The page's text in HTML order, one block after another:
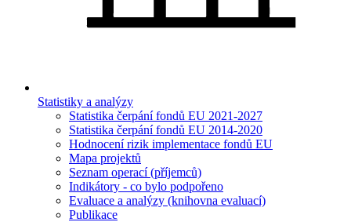
Statistiky a analýzy
Statistika čerpání fondů EU 2021-2027
Statistika čerpání fondů EU 2014-2020
Hodnocení rizik implementace fondů EU
Mapa projektů
Seznam operací (příjemců)
Indikátory - co bylo podpořeno
Evaluace a analýzy (knihovna evaluací)
Publikace